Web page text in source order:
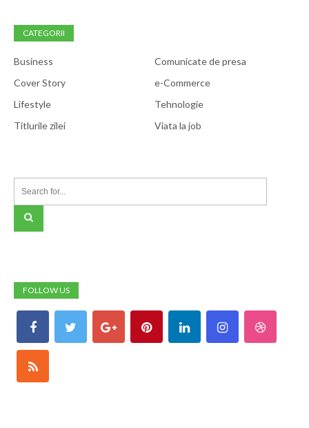
CATEGORII
Business
Comunicate de presa
Cover Story
e-Commerce
Lifestyle
Tehnologie
Titlurile zilei
Viata la job
FOLLOW US